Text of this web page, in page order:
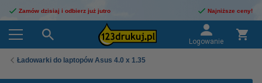
Zamów dzisiaj i odbierz już jutro Najniższe ceny!
Logowanie
Ładowarki do laptopów Asus 4.0 x 1.35